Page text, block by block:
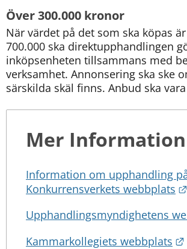
Över 300.000 kronor
När värdet på det som ska köpas
700.000 ska direktupphandlingen
inköpsenheten tillsammans med
verksamhet. Annonsering ska ske
särskilda skäl finns. Anbud ska
Mer Information
Information om upphandling
Konkurrensverkets webbplats
Upphandlingsmyndighetens
Kammarkollegiets webbplats